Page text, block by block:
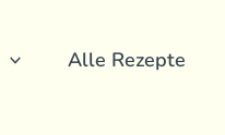
Alle Rezepte